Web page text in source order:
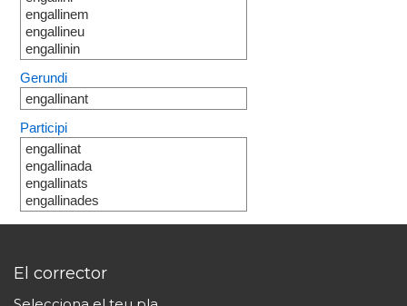
engallinem
engallineu
engallinin
Gerundi
engallinant
Participi
engallinat
engallinada
engallinats
engallinades
El corrector